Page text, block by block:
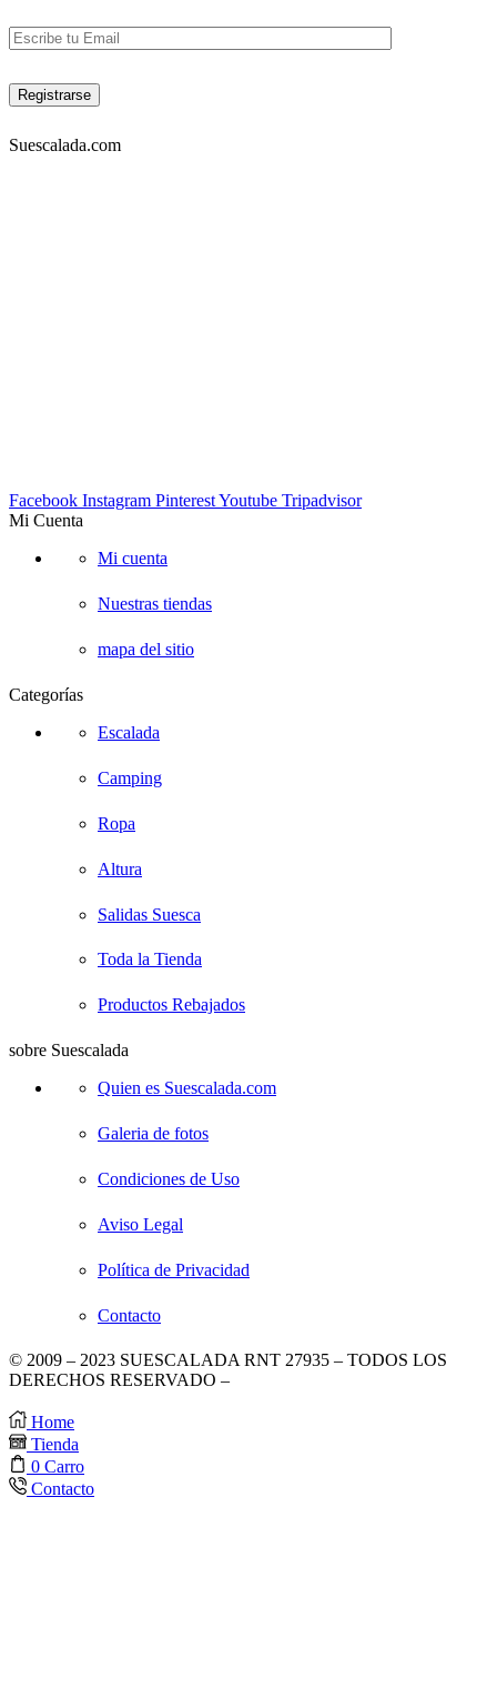
Suescalada.com
Facebook Instagram PinterestYoutube Tripadvisor
Mi Cuenta
Mi cuenta
Nuestras tiendas
mapa del sitio
Categorías
Escalada
Camping
Ropa
Altura
Salidas Suesca
Toda la Tienda
Productos Rebajados
sobre Suescalada
Quien es Suescalada.com
Galeria de fotos
Condiciones de Uso
Aviso Legal
Política de Privacidad
Contacto
© 2009 – 2023 SUESCALADA RNT 27935 – TODOS LOS
DERECHOS RESERVADO –
Home
Tienda
0 Carro
Contacto